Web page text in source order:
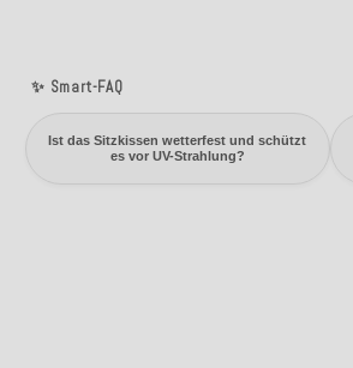
✨ Smart-FAQ
Ist das Sitzkissen wetterfest und schützt
es vor UV-Strahlung?